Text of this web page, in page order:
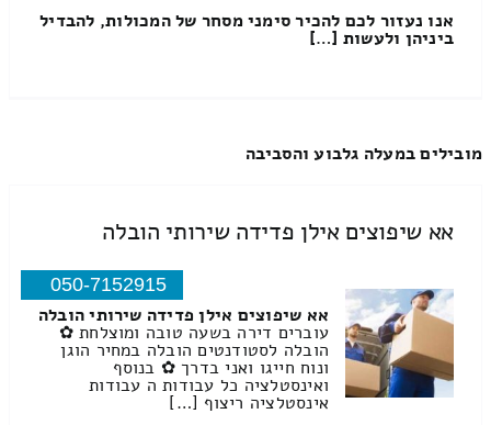
אנו נעזור לכם להכיר סימני מסחר של המכולות, להבדיל
ביניהן ולעשות […]
מובילים במעלה גלבוע והסביבה
אא שיפוצים אילן פדידה שירותי הובלה
050-7152915
אא שיפוצים אילן פדידה שירותי הובלה
עוברים דירה בשעה טובה ומוצלחת ✿
הובלה לסטודנטים הובלה במחיר הוגן
ונוח חייגו ואני בדרך ✿ בנוסף
ואינסטלציה כל עבודות ה עבודות
אינסטלציה ריצוף […]